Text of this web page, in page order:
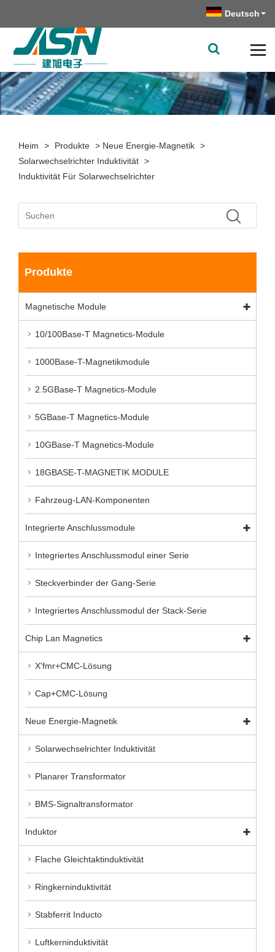
Deutsch
Heim > Produkte > Neue Energie-Magnetik >
Solarwechselrichter Induktivität >
Induktivität Für Solarwechselrichter
Produkte
Magnetische Module
10/100Base-T Magnetics-Module
1000Base-T-Magnetikmodule
2.5GBase-T Magnetics-Module
5GBase-T Magnetics-Module
10GBase-T Magnetics-Module
18GBASE-T-MAGNETIK MODULE
Fahrzeug-LAN-Komponenten
Integrierte Anschlussmodule
Integriertes Anschlussmodul einer Serie
Steckverbinder der Gang-Serie
Integriertes Anschlussmodul der Stack-Serie
Chip Lan Magnetics
X'fmr+CMC-Lösung
Cap+CMC-Lösung
Neue Energie-Magnetik
Solarwechselrichter Induktivität
Planarer Transformator
BMS-Signaltransformator
Induktor
Flache Gleichtaktinduktivität
Ringkerninduktivität
Stabferrit Inducto
Luftkerninduktivität